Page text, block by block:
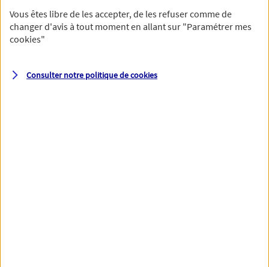
accompagner dans les prochaines étapes de votre souscription.
Vous êtes libre de les accepter, de les refuser comme de
changer d'avis à tout moment en allant sur "Paramétrer mes
cookies"
Consulter notre politique decookies